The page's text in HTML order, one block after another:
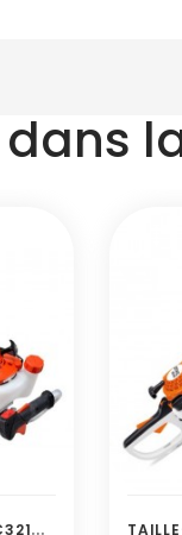
T
AILLE HAIES THERMIQUE ECHO HC3210 ES